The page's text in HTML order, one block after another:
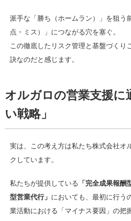
派手な「勝ち（ホームラン）」を狙う
点・ミス）」につながる穴を塞ぐ。
この徹底したリスク管理と基盤づくり
訣なのだと感じます。
オルガロの営業支援に
い戦略」
実は、この考え方は私たち株式会社オ
クしています。
私たちが提供している 「完全成果報酬
型営業代行」 においても、最初に行う
業活動における「マイナス要因」の把